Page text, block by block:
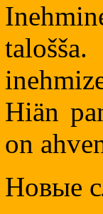
Hiän
on
Новые